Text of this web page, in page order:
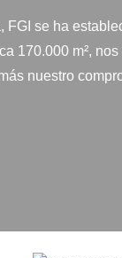
se ha
m²,
nuestro